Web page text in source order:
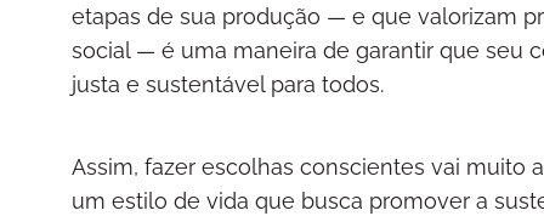
etapas de sua produção — e que valorizam
social — é uma maneira de garantir que seu
justa e sustentável para todos.
Assim, fazer escolhas conscientes vai muito
um estilo de vida que busca promover a